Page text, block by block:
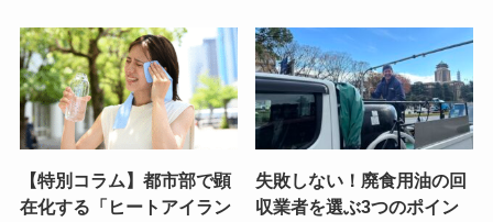
【特別コラム】都市部で顕
在化する「ヒートアイラン
失敗しない！廃食用油の回
収業者を選ぶ3つのポイン